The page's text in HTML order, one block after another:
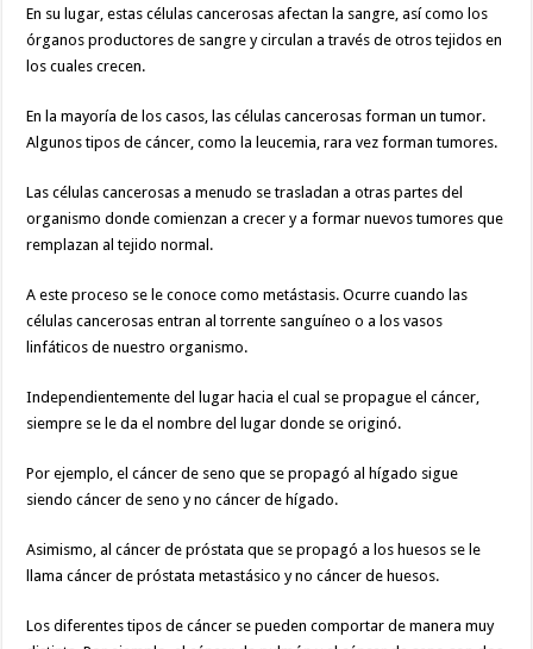
En su lugar, estas células cancerosas afectan la sangre, así como los
órganos productores de sangre y circulan a través de otros tejidos en
los cuales crecen.
En la mayoría de los casos, las células cancerosas forman un tumor.
Algunos tipos de cáncer, como la leucemia, rara vez forman tumores.
Las células cancerosas a menudo se trasladan a otras partes del
organismo donde comienzan a crecer y a formar nuevos tumores que
remplazan al tejido normal.
A este proceso se le conoce como metástasis. Ocurre cuando las
células cancerosas entran al torrente sanguíneo o a los vasos
linfáticos de nuestro organismo.
Independientemente del lugar hacia el cual se propague el cáncer,
siempre se le da el nombre del lugar donde se originó.
Por ejemplo, el cáncer de seno que se propagó al hígado sigue
siendo cáncer de seno y no cáncer de hígado.
Asimismo, al cáncer de próstata que se propagó a los huesos se le
llama cáncer de próstata metastásico y no cáncer de huesos.
Los diferentes tipos de cáncer se pueden comportar de manera muy